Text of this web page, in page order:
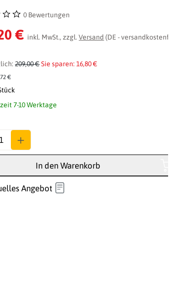
Bewertung von 0 von 5 Sternen
0 Bewertungen
€ inkl. MwSt., zzgl.Versand (DE - versandkostenfrei
209,00 €Sie sparen: 16,80 €
€
7-10 Werktage
In den Warenkorb
Angebot